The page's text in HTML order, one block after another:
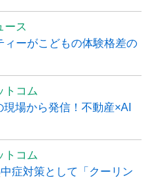
ース
ーがこどもの体験格差の
トコム
場から発信！不動産×AI
トコム
症対策として「クーリン